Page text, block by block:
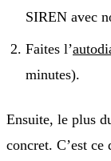
SIREN avec
Faites l’
minutes).
Ensuite, le plus
concret. C’est